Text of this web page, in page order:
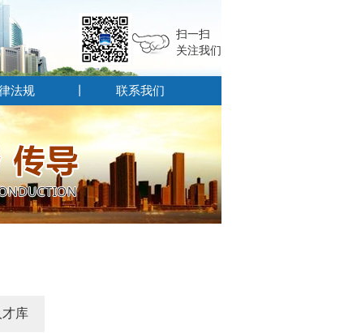
扫一扫
关注我们
法规 联系我们
才库